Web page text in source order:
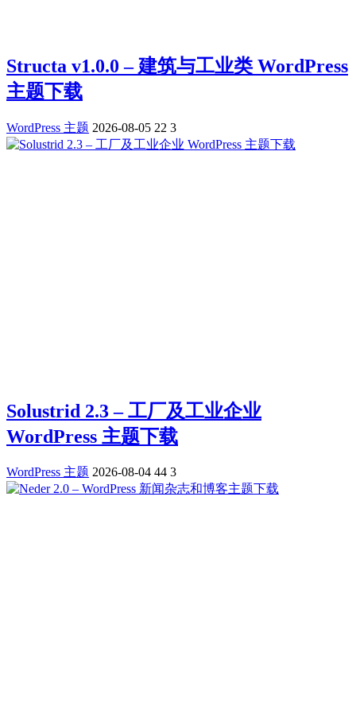
Structa v1.0.0 – 建筑与工业类 WordPress
主题下载
WordPress 主题 2026-08-05 22 3
Solustrid 2.3 – 工厂及工业企业
WordPress 主题下载
WordPress 主题 2026-08-04 44 3